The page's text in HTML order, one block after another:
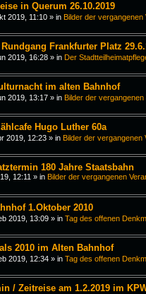
in Querum 26.10.2019
2019, 11:10» in Bilder der
Frankfurter Platz
2019, 16:28» in Der
im alten Bahnhof
2019, 13:17» in Bilder der
Hugo Luther 60a
2019, 12:23» in Bilder der vergangenen
180 Jahre Staatsbahn
12:11 » in Bilder der vergangenen
1.Oktober 2010
2019, 13:09» in Tag des offenen
2010 im Alten Bahnhof
2019, 12:34» in Tag des offenen
/ Zeitreise am 1.2.2019 im